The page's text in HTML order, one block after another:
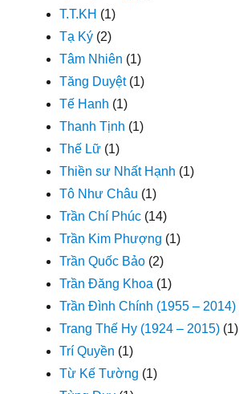
T.T.KH (1)
Tạ Ký (2)
Tâm Nhiên (1)
Tăng Duyệt(1)
Tế Hanh (1)
Thanh Tịnh (1)
Thế Lữ (1)
Thiền sư Nhất Hạnh (1)
Tô Như Châu (1)
Trần Chí Phúc (14)
Trần Kim Phượng (1)
Trần Quốc Bảo (2)
Trần Đăng Khoa (1)
Trần Đình Chính (1955 – 2014)
Trang Thế Hy (1924 – 2015) (1)
Trí Quyền (1)
Từ Kế Tường (1)